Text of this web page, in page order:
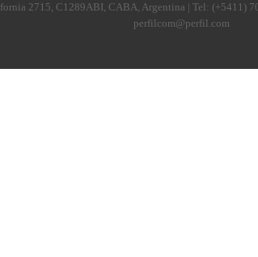
2715, C1289ABI, CABA, Argentina | Tel: (+5411)
perfilcom@perfil.com